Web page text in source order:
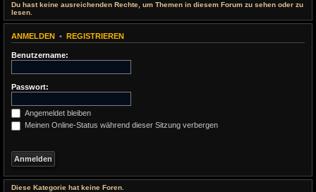
Du hast keine ausreichenden Rechte, um Themen in diesem Forum zu sehen oder zu
lesen.
ANMELDEN • REGISTRIEREN
Benutzername:
Passwort:
Angemeldet bleiben
Meinen Online-Status während dieser Sitzung verbergen
Diese Kategorie hat keine Foren.